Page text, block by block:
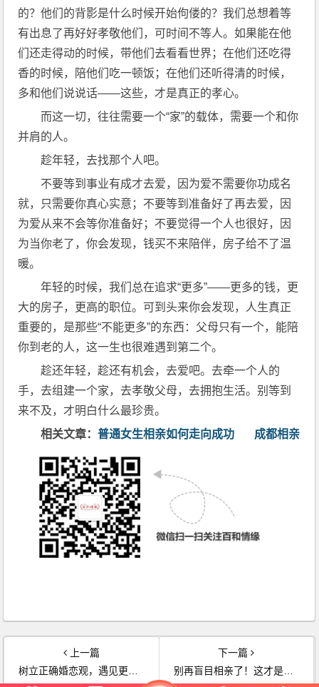
的？他们的背影是什么时候开始佝偻的？我们总想着等
有出息了再好好孝敬他们，可时间不等人。如果能在他
们还走得动的时候，带他们去看看世界；在他们还吃得
香的时候，陪他们吃一顿饭；在他们还听得清的时候，
多和他们说说话——这些，才是真正的孝心。
而这一切，往往需要一个“家”的载体，需要一个和你
并肩的人。
趁年轻，去找那个人吧。
不要等到事业有成才去爱，因为爱不需要你功成名
就，只需要你真心实意；不要等到准备好了再去爱，因
为爱从来不会等你准备好；不要觉得一个人也很好，因
为当你老了，你会发现，钱买不来陪伴，房子给不了温
暖。
年轻的时候，我们总在追求“更多”——更多的钱，更
大的房子，更高的职位。可到头来你会发现，人生真正
重要的，是那些“不能更多”的东西：父母只有一个，能陪
你到老的人，这一生也很难遇到第二个。
趁还年轻，趁还有机会，去爱吧。去牵一个人的
手，去组建一个家，去孝敬父母，去拥抱生活。别等到
来不及，才明白什么最珍贵。
相关文章：普通女生相亲如何走向成功 成都相亲
上一篇
树立正确婚恋观，遇见更好的爱情
下一篇
别再盲目相亲了！这才是正确的相亲流程